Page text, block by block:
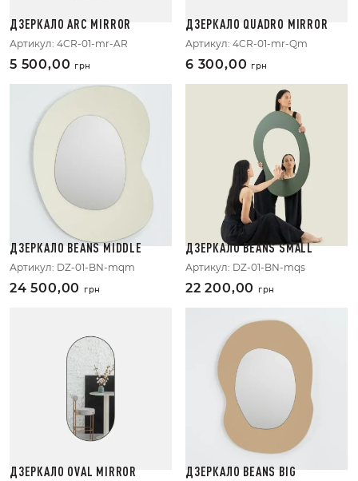
ДЗЕРКАЛО ARC MIRROR
Артикул: 4CR-01-mr-AR
5 500,00 грн
ДЗЕРКАЛО QUADRO MIRROR
Артикул: 4CR-01-mr-Qm
6 300,00 грн
ДЗЕРКАЛО BEANS MIDDLE
Артикул: DZ-01-BN-mqm
24 500,00 грн
ДЗЕРКАЛО BEANS SMALL
Артикул: DZ-01-BN-mqs
22 200,00 грн
ДЗЕРКАЛО OVAL MIRROR ДЗЕРКАЛО BEANS BIG